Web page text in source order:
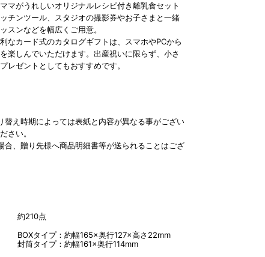
マがうれしいオリジナルレシピ付き離乳食セット
チンツール、スタジオの撮影券やお子さまと一緒
スンなどを幅広くご用意。
なカード式のカタログギフトは、スマホやPCから
楽しんでいただけます。出産祝いに限らず、小さ
レゼントとしてもおすすめです。
替え時期によっては表紙と内容が異なる事がござい
さい。
合、贈り先様へ商品明細書等が送られることはござ
約210点
BOXタイプ：約幅165×奥行127×高さ22mm
封筒タイプ：約幅161×奥行114mm